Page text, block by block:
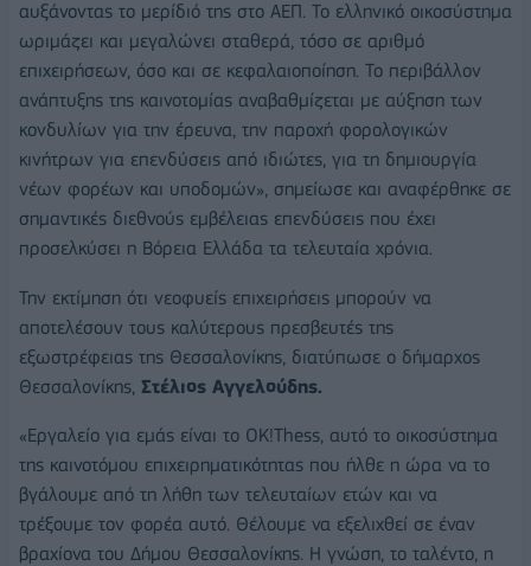
αυξάνοντας το μερίδιό της στο ΑΕΠ. Το ελληνικό οικοσύστημα
ωριμάζει και μεγαλώνει σταθερά, τόσο σε αριθμό
επιχειρήσεων, όσο και σε κεφαλαιοποίηση. Το περιβάλλον
ανάπτυξης της καινοτομίας αναβαθμίζεται με αύξηση των
κονδυλίων για την έρευνα, την παροχή φορολογικών
κινήτρων για επενδύσεις από ιδιώτες, για τη δημιουργία
νέων φορέων και υποδομών», σημείωσε και αναφέρθηκε σε
σημαντικές διεθνούς εμβέλειας επενδύσεις που έχει
προσελκύσει η Βόρεια Ελλάδα τα τελευταία χρόνια.
Την εκτίμηση ότι νεοφυείς επιχειρήσεις μπορούν να
αποτελέσουν τους καλύτερους πρεσβευτές της
εξωστρέφειας της Θεσσαλονίκης, διατύπωσε ο δήμαρχος
Θεσσαλονίκης, Στέλιος Αγγελούδης.
«Εργαλείο για εμάς είναι το ΟΚ!Τhess, αυτό το οικοσύστημα
της καινοτόμου επιχειρηματικότητας που ήλθε η ώρα να το
βγάλουμε από τη λήθη των τελευταίων ετών και να
τρέξουμε τον φορέα αυτό. Θέλουμε να εξελιχθεί σε έναν
βραχίονα του Δήμου Θεσσαλονίκης. Η γνώση, το ταλέντο, η